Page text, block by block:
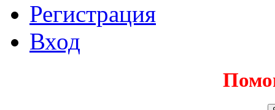
Регистрация
Вход